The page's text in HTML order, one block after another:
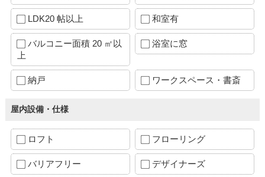
LDK20 帖以上 和室有
バルコニー面積 20 ㎡以
上
浴室に窓
納戸 ワークスペース・書斎
屋内設備・仕様
ロフト フローリング
バリアフリー デザイナーズ